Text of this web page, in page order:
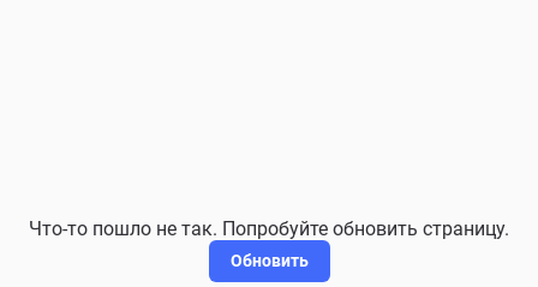
Что-то пошло не так. Попробуйте обновить страницу.
Обновить